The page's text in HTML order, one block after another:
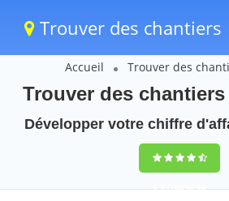
Trouver des chantiers
Accueil Trouver des
Trouver des
Développer votre chiffre
9,5(100%)40